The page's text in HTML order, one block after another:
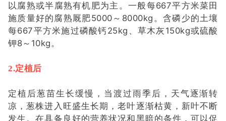
以腐熟或半腐熟有机肥为主。一般每667平方米菜田
施质量好的腐熟厩肥5000～8000kg。含磷少的土壤
每667平方米施过磷酸钙25kg、草木灰150kg或硫酸
钾8～10kg。
2.定植后
定植后葱苗生长缓慢，当渡过雨季后，天气逐渐转
凉，葱株进入旺盛生长期，老叶逐渐枯黄，新叶不断
发生。在具备良好的营养状况和黑暗的条件，可以促